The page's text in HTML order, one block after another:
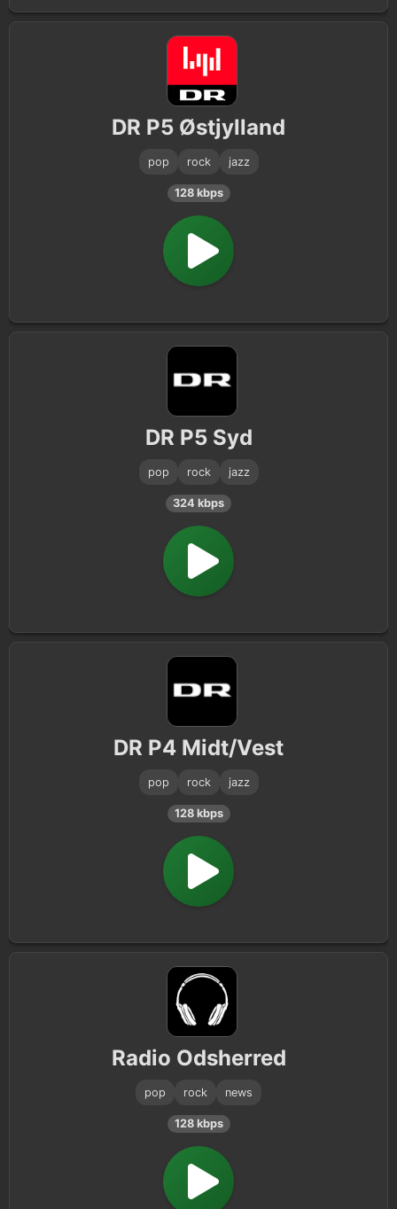
DR P5 Østjylland
pop rock jazz
128 kbps
DR P5 Syd
pop rock jazz
324 kbps
DR P4 Midt/Vest
pop rock jazz
128 kbps
Radio Odsherred
pop rock news
128 kbps